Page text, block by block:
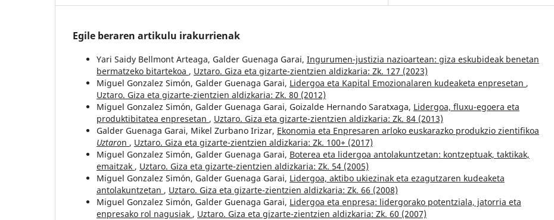
Egile beraren artikulu irakurrienak
Yari Saidy Bellmont Arteaga, Galder Guenaga Garai, Ingurumen-justizia nazioartean: giza eskubideak benetan
bermatzeko bitartekoa , Uztaro. Giza eta gizarte-zientzien aldizkaria: Zk. 127 (2023)
Miguel Gonzalez Simón, Galder Guenaga Garai, Lidergoa eta Kapital Emozionalaren kudeaketa enpresetan ,
Uztaro. Giza eta gizarte-zientzien aldizkaria: Zk. 80 (2012)
Miguel Gonzalez Simón, Galder Guenaga Garai, Goizalde Hernando Saratxaga, Lidergoa, fluxu-egoera eta
produktibitatea enpresetan , Uztaro. Giza eta gizarte-zientzien aldizkaria: Zk. 84 (2013)
Galder Guenaga Garai, Mikel Zurbano Irizar, Ekonomia eta Enpresaren arloko euskarazko produkzio zientifikoa
Uztaron , Uztaro. Giza eta gizarte-zientzien aldizkaria: Zk. 100+ (2017)
Miguel Gonzalez Simón, Galder Guenaga Garai, Boterea eta lidergoa antolakuntzetan: kontzeptuak, taktikak,
emaitzak , Uztaro. Giza eta gizarte-zientzien aldizkaria: Zk. 54 (2005)
Miguel Gonzalez Simón, Galder Guenaga Garai, Lidergoa, aktibo ukiezinak eta ezagutzaren kudeaketa
antolakuntzetan , Uztaro. Giza eta gizarte-zientzien aldizkaria: Zk. 66 (2008)
Miguel Gonzalez Simón, Galder Guenaga Garai, Lidergoa eta enpresa: lidergorako potentziala, jatorria eta
enpresako rol nagusiak , Uztaro. Giza eta gizarte-zientzien aldizkaria: Zk. 60 (2007)